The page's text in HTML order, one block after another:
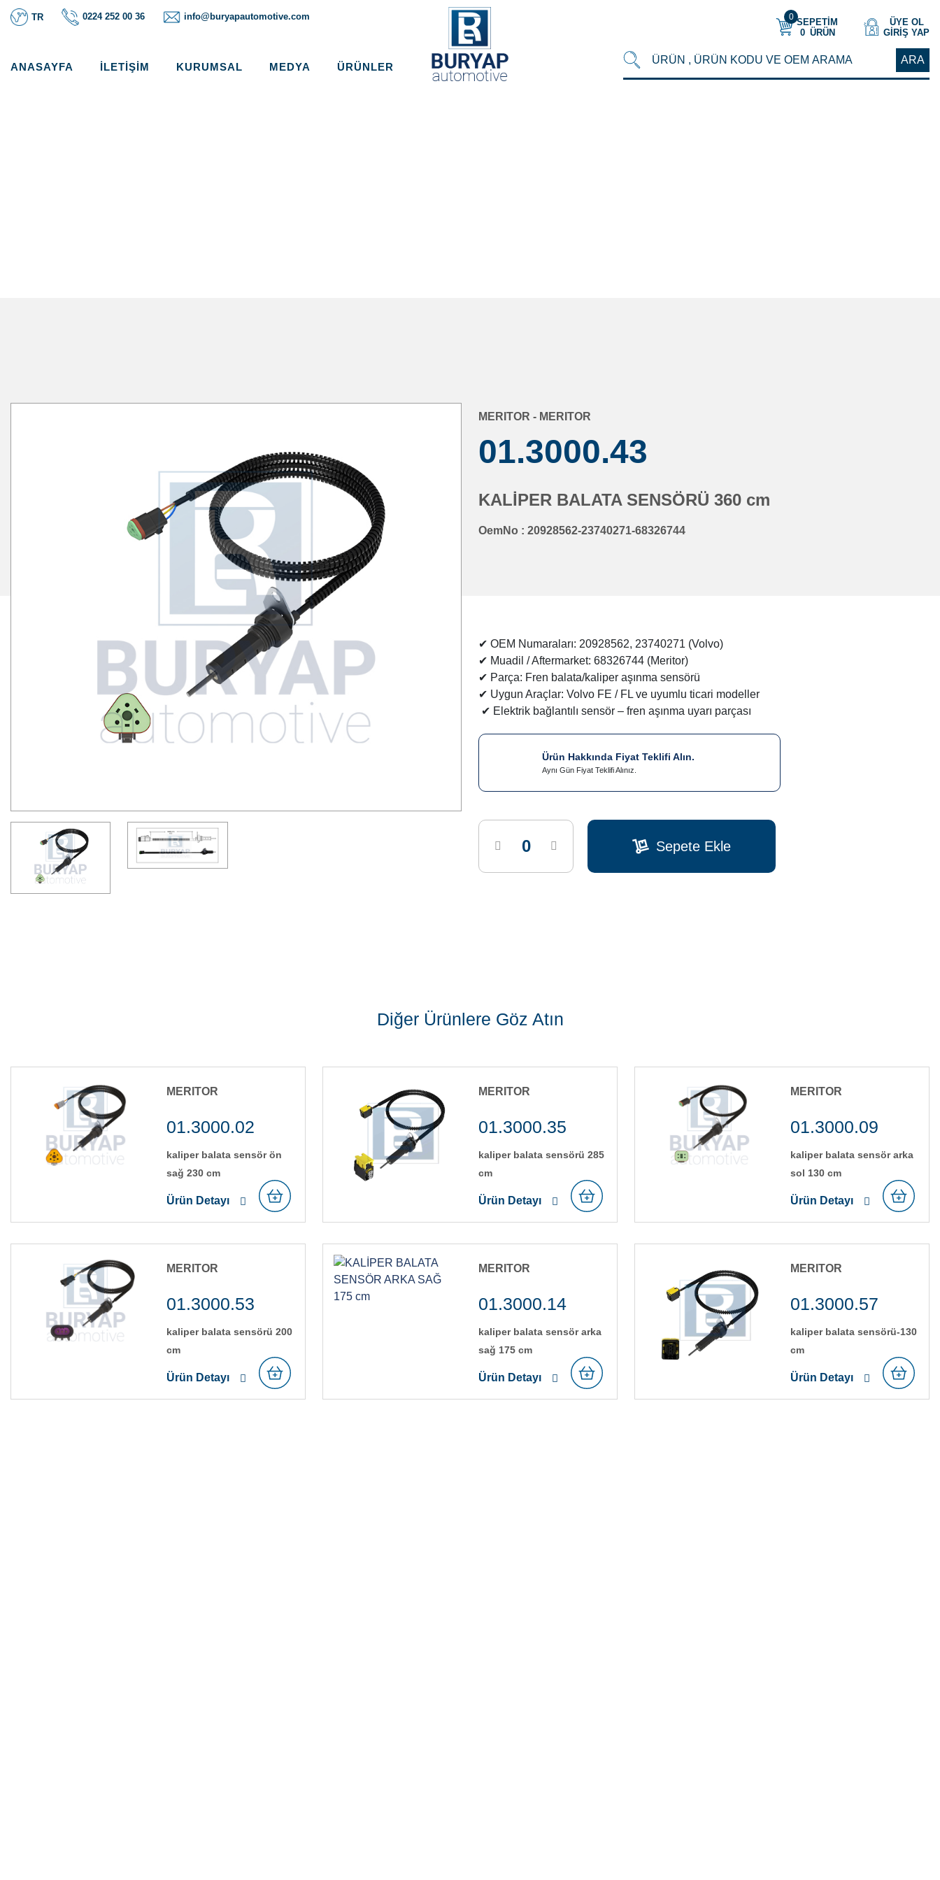
TR 0224 252 00 36 info@buryapautomotive.com
ANASAYFA İLETIŞIM KURUMSAL MEDYA ÜRÜNLER
0 SEPETİM
0 ÜRÜN
ÜYE OL
GIRIŞ YAP
ARA
MERITOR - MERITOR
01.3000.43
KALİPER BALATA SENSÖRÜ 360 cm
OemNo : 20928562-23740271-68326744
✔ OEM Numaraları: 20928562, 23740271 (Volvo)
✔ Muadil / Aftermarket: 68326744 (Meritor)
✔ Parça: Fren balata/kaliper aşınma sensörü
✔ Uygun Araçlar: Volvo FE / FL ve uyumlu ticari modeller
✔ Elektrik bağlantılı sensör – fren aşınma uyarı parçası
Ürün Hakkında Fiyat Teklifi Alın.
Aynı Gün Fiyat Teklifi Alınız.
Sepete Ekle
Diğer Ürünlere Göz Atın
MERITOR
01.3000.02
kali̇per balata sensör ön
sağ 230 cm
Ürün Detayı
MERITOR
01.3000.35
kali̇per balata sensörü 285
cm
Ürün Detayı
MERITOR
01.3000.09
kali̇per balata sensör arka
sol 130 cm
Ürün Detayı
MERITOR
01.3000.53
kali̇per balata sensörü 200
cm
Ürün Detayı
MERITOR
01.3000.14
kali̇per balata sensör arka
sağ 175 cm
Ürün Detayı
MERITOR
01.3000.57
kali̇per balata sensörü-130
cm
Ürün Detayı